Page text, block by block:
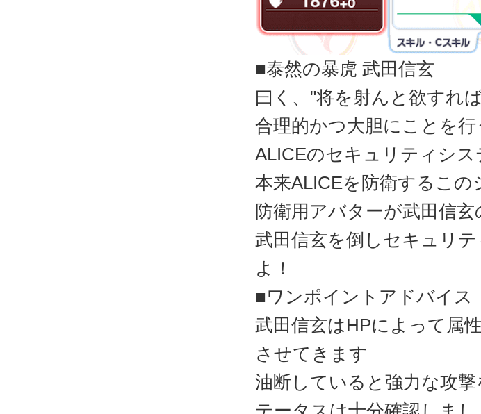
■泰然の暴虎 武田信玄
曰く、"将を射んと欲すれ
合理的かつ大胆にことを行
ALICEのセキュリティシス
本来ALICEを防衛するこの
防衛用アバターが武田信
武田信玄を倒しセキュリ
よ！
■ワンポイントアドバイス
武田信玄はHPによって属
させてきます
油断していると強力な攻